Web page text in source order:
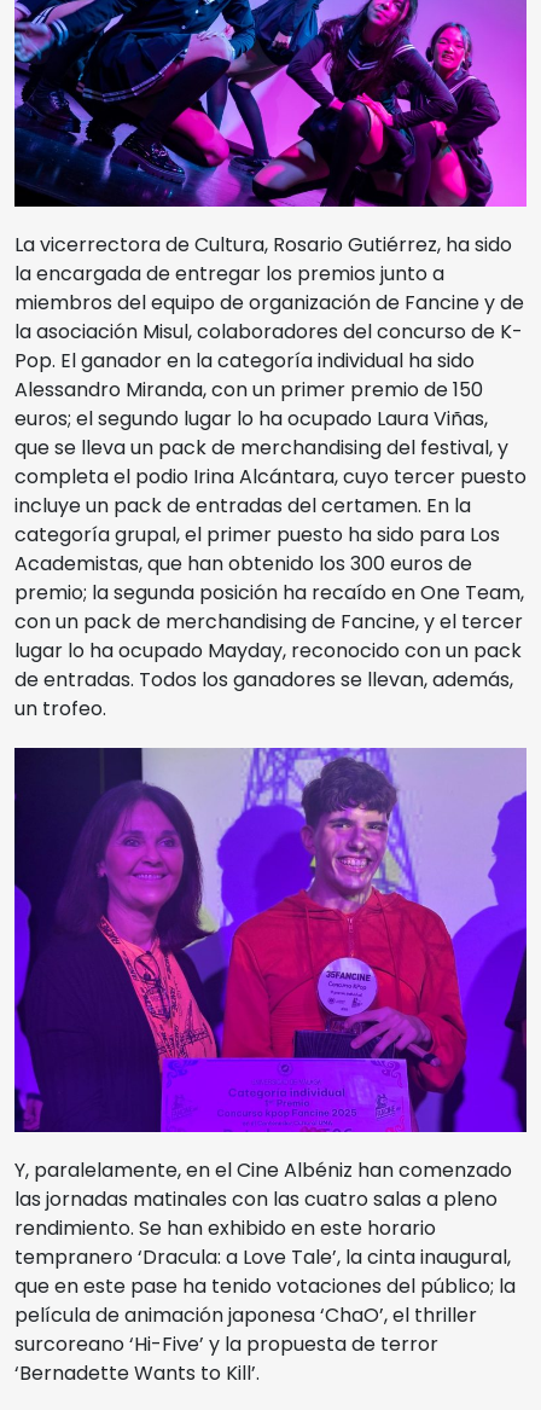
La vicerrectora de Cultura, Rosario Gutiérrez, ha sido
la encargada de entregar los premios junto a
miembros del equipo de organización de Fancine y de
la asociación Misul, colaboradores del concurso de K-
Pop. El ganador en la categoría individual ha sido
Alessandro Miranda, con un primer premio de 150
euros; el segundo lugar lo ha ocupado Laura Viñas,
que se lleva un pack de merchandising del festival, y
completa el podio Irina Alcántara, cuyo tercer puesto
incluye un pack de entradas del certamen. En la
categoría grupal, el primer puesto ha sido para Los
Academistas, que han obtenido los 300 euros de
premio; la segunda posición ha recaído en One Team,
con un pack de merchandising de Fancine, y el tercer
lugar lo ha ocupado Mayday, reconocido con un pack
de entradas. Todos los ganadores se llevan, además,
un trofeo.
Y, paralelamente, en el Cine Albéniz han comenzado
las jornadas matinales con las cuatro salas a pleno
rendimiento. Se han exhibido en este horario
tempranero ‘Dracula: a Love Tale’, la cinta inaugural,
que en este pase ha tenido votaciones del público; la
película de animación japonesa ‘ChaO’, el thriller
surcoreano ‘Hi-Five’ y la propuesta de terror
‘Bernadette Wants to Kill’.